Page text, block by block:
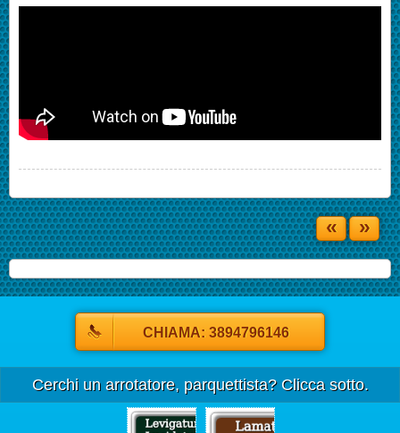
« »
CHIAMA: 3894796146
Cerchi un arrotatore, parquettista? Clicca sotto.